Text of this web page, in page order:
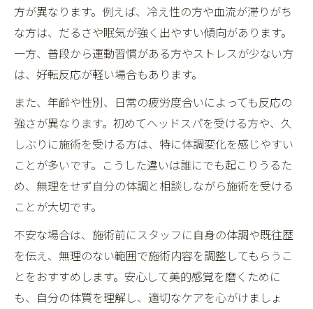
方が異なります。例えば、冷え性の方や血流が滞りがち
な方は、だるさや眠気が強く出やすい傾向があります。
一方、普段から運動習慣がある方やストレスが少ない方
は、好転反応が軽い場合もあります。
また、年齢や性別、日常の疲労度合いによっても反応の
強さが異なります。初めてヘッドスパを受ける方や、久
しぶりに施術を受ける方は、特に体調変化を感じやすい
ことが多いです。こうした違いは誰にでも起こりうるた
め、無理をせず自分の体調と相談しながら施術を受ける
ことが大切です。
不安な場合は、施術前にスタッフに自身の体調や既往歴
を伝え、無理のない範囲で施術内容を調整してもらうこ
とをおすすめします。安心して美的感覚を磨くために
も、自分の体質を理解し、適切なケアを心がけましょ